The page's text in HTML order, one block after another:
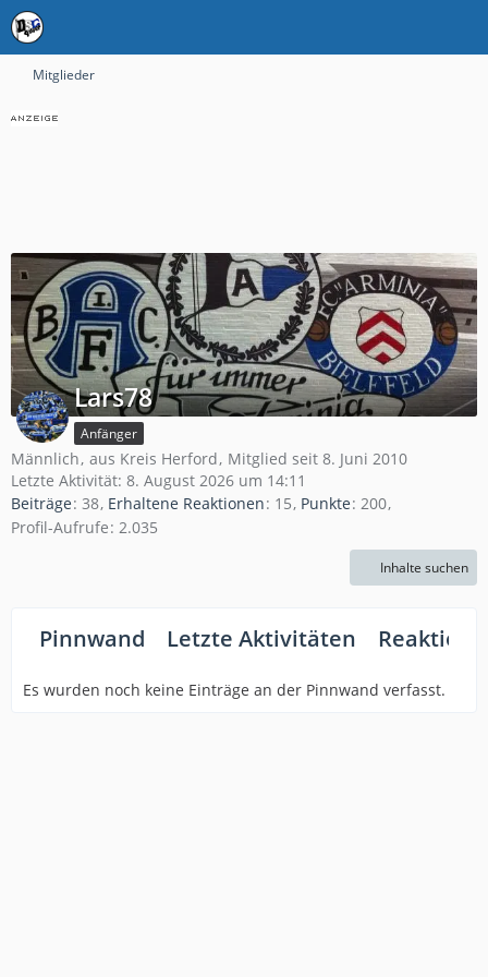
Mitglieder
Lars78
Anfänger
Männlich aus Kreis Herford Mitglied seit 8. Juni 2010
Letzte Aktivität: 8. August 2026 um 14:11
Beiträge 38 Erhaltene Reaktionen 15 Punkte 200
Profil-Aufrufe 2.035
Inhalte suchen
Pinnwand Letzte Aktivitäten
Es wurden noch keine Einträge an der Pinnwand verfasst.